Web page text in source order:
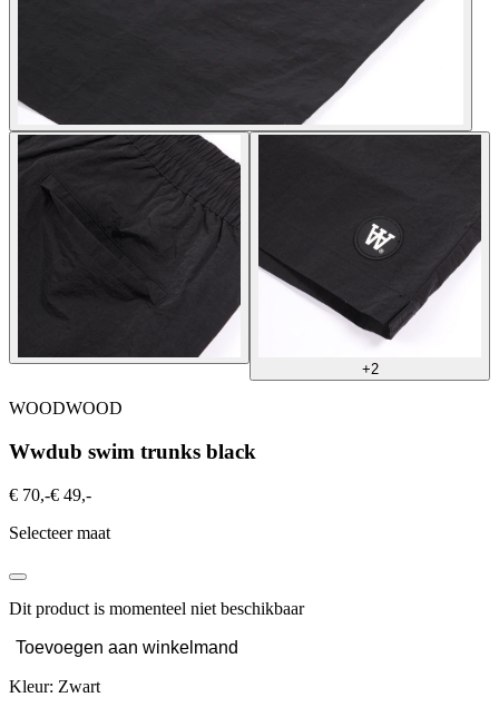
+2
WOODWOOD
Wwdub swim trunks black
€ 70,-€ 49,-
Selecteer maat
Dit product is momenteel niet beschikbaar
Toevoegen aan winkelmand
Kleur: Zwart